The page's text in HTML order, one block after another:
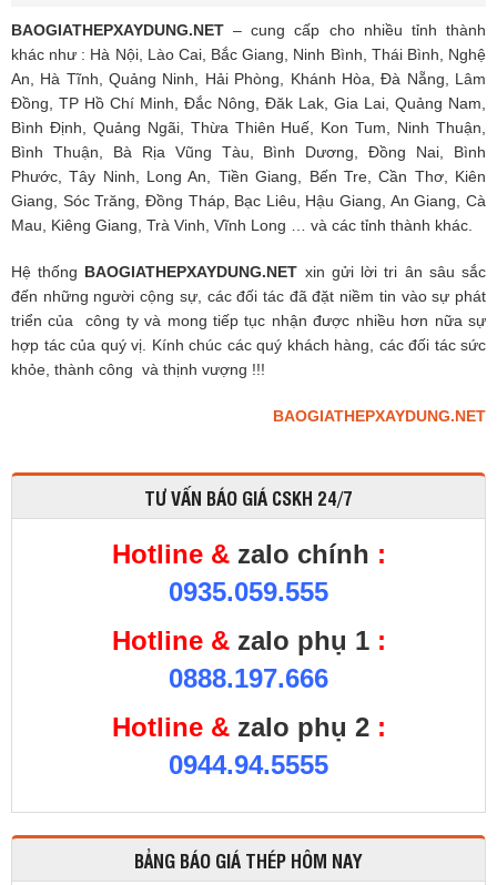
BAOGIATHEPXAYDUNG.NET – cung cấp cho nhiều tỉnh thành
khác như : Hà Nội, Lào Cai, Bắc Giang, Ninh Bình, Thái Bình, Nghệ
An, Hà Tĩnh, Quảng Ninh, Hải Phòng, Khánh Hòa, Đà Nẵng, Lâm
Đồng, TP Hồ Chí Minh, Đắc Nông, Đăk Lak, Gia Lai, Quảng Nam,
Bình Định, Quảng Ngãi, Thừa Thiên Huế, Kon Tum, Ninh Thuận,
Bình Thuận, Bà Rịa Vũng Tàu, Bình Dương, Đồng Nai, Bình
Phước, Tây Ninh, Long An, Tiền Giang, Bến Tre, Cần Thơ, Kiên
Giang, Sóc Trăng, Đồng Tháp, Bạc Liêu, Hậu Giang, An Giang, Cà
Mau, Kiêng Giang, Trà Vinh, Vĩnh Long … và các tỉnh thành khác.
Hệ thống BAOGIATHEPXAYDUNG.NET xin gửi lời tri ân sâu sắc
đến những người cộng sự, các đối tác đã đặt niềm tin vào sự phát
triển của công ty và mong tiếp tục nhận được nhiều hơn nữa sự
hợp tác của quý vị. Kính chúc các quý khách hàng, các đối tác sức
khỏe, thành công và thịnh vượng !!!
BAOGIATHEPXAYDUNG.NET
TƯ VẤN BÁO GIÁ CSKH 24/7
Hotline & zalo chính :
0935.059.555
Hotline & zalo phụ 1:
0888.197.666
Hotline & zalo phụ 2:
0944.94.5555
BẢNG BÁO GIÁ THÉP HÔM NAY